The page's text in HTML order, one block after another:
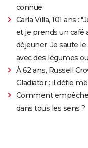
connue
Carla Villa, 101 ans
et je prends un café
déjeuner. Je saute
avec des légumes
À 62 ans, Russell
Gladiator : il défie
Comment
dans tous les sens ?